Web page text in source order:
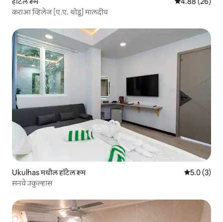
कराआ व्हिलेज [ए.ए. थोडू] मालदीव
Ukulhas मधील हॉटेल रूम 5 पैकी 5.0
5.0 (3)
सनवे उकुल्हास